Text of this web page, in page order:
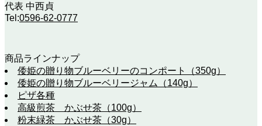
代表 中西貞
Tel:0596-62-0777
商品ラインナップ
倭姫の贈り物ブルーベリーのコンポート（350g）
倭姫の贈り物ブルーベリージャム（140g）
ピザ各種
高級煎茶 かぶせ茶（100g）
粉末緑茶 かぶせ茶（30g）